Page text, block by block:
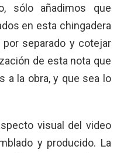
sólo añadimos que
en esta chingadera
por separado y cotejar
de esta nota que
a la obra, y que sea lo
visual del video
y producido. La